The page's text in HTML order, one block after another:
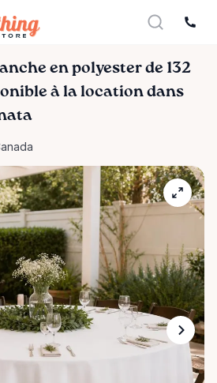
en polyester de 132
à la location dans